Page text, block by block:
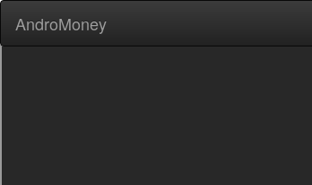
AndroMoney